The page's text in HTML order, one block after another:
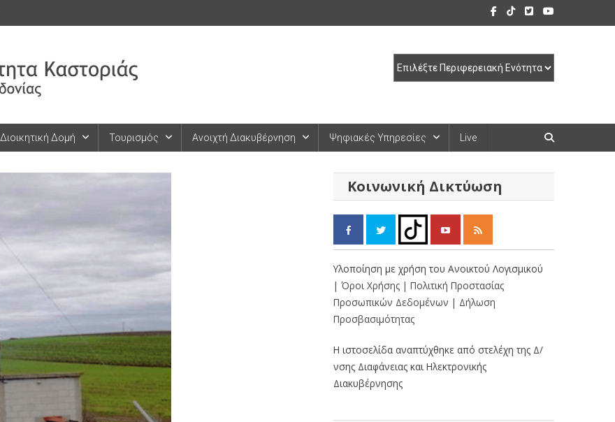
Διοικητική Δομή Τουρισμός Ανοιχτή Διακυβέρνηση Ψηφιακές Υπηρεσίες Live
Κοινωνική Δικτύωση
Υλοποίηση με χρήση του Ανοικτού Λογισμικού
| Όροι Χρήσης | Πολιτική Προστασίας
Προσωπικών Δεδομένων | Δήλωση
Προσβασιμότητας
Η ιστοσελίδα αναπτύχθηκε από στελέχη της Δ/
νσης Διαφάνειας και Ηλεκτρονικής
Διακυβέρνησης